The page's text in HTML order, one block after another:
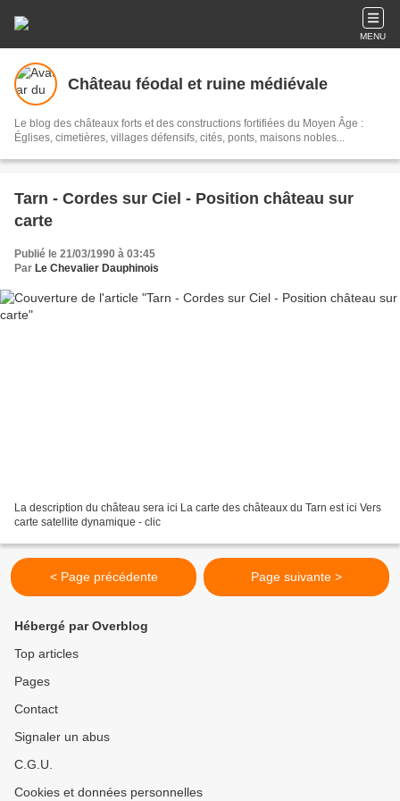
MENU
Château féodal et ruine médiévale
Le blog des châteaux forts et des constructions fortifiées du Moyen Âge :
Églises, cimetières, villages défensifs, cités, ponts, maisons nobles...
Tarn - Cordes sur Ciel - Position château sur
carte
Publié le 21/03/1990 à 03:45
Par Le Chevalier Dauphinois
La description du château sera ici La carte des châteaux du Tarn est ici Vers
carte satellite dynamique - clic
< Page précédente Page suivante >
Hébergé par Overblog
Top articles
Pages
Contact
Signaler un abus
C.G.U.
Cookies et données personnelles